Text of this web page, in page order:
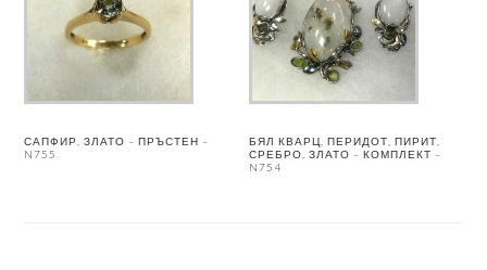
САПФИР, ЗЛАТО – ПРЪСТЕН –
N755
БЯЛ КВАРЦ, ПЕРИДОТ, ПИРИТ,
СРЕБРО, ЗЛАТО – КОМПЛЕКТ –
N754